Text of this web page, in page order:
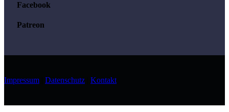
Facebook
Patreon
Impressum Datenschutz Kontakt